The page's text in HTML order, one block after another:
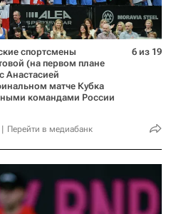
спортсмены
(на первом плане
Анастасией
матче Кубка
командами России
Перейти в медиабанк
6 из 19